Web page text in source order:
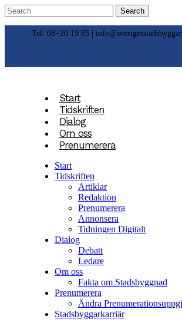
Tel: 08−20 19 85 |
Start
Tidskriften
Dialog
Om oss
Prenumerera
Start
Tidskriften
Artiklar
Redaktion
Prenumerera
Annonsera
Tidningen Digitalt
Dialog
Debatt
Ledare
Om oss
Fakta om Stadsbyggnad
Prenumerera
Ändra
Stadsbyggarkarriär